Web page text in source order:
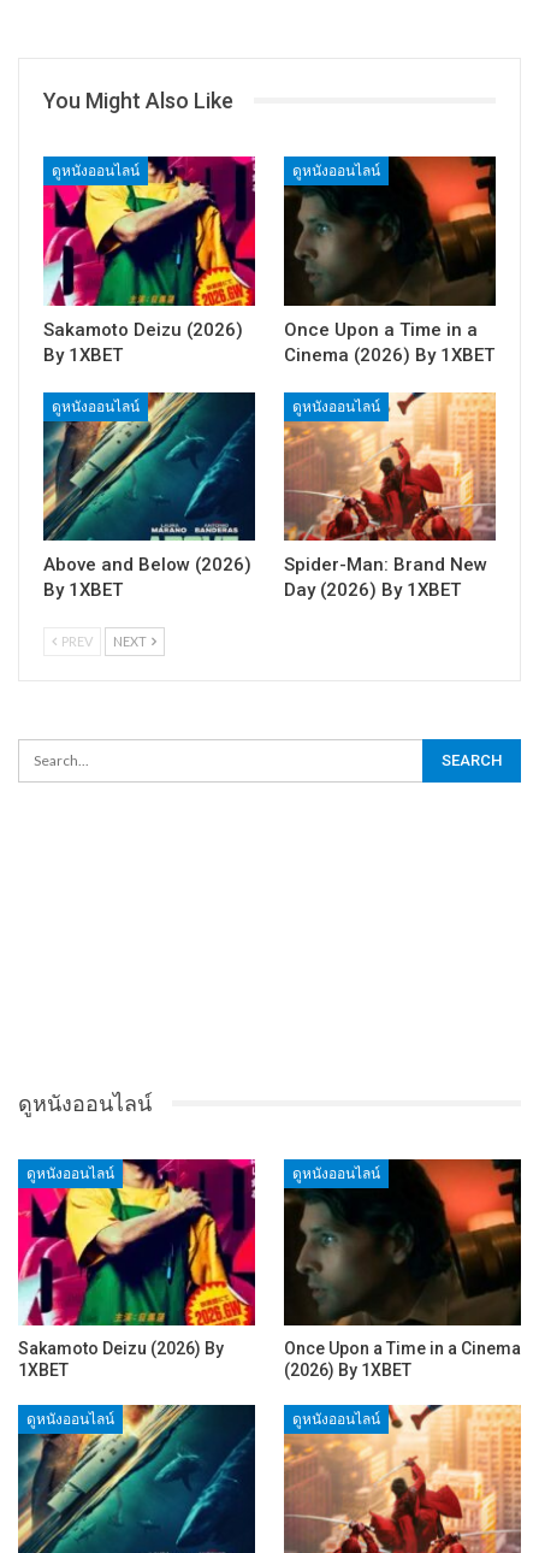
You Might Also Like
ดูหนังออนไลน์
Sakamoto Deizu (2026)
By 1XBET
ดูหนังออนไลน์
Once Upon a Time in a
Cinema (2026) By 1XBET
ดูหนังออนไลน์
Above and Below (2026)
By 1XBET
ดูหนังออนไลน์
Spider-Man: Brand New
Day (2026) By 1XBET
PREV NEXT
ดูหนังออนไลน์
ดูหนังออนไลน์
Sakamoto Deizu (2026) By
1XBET
ดูหนังออนไลน์
Once Upon a Time in a Cinema
(2026) By 1XBET
ดูหนังออนไลน์ ดูหนังออนไลน์